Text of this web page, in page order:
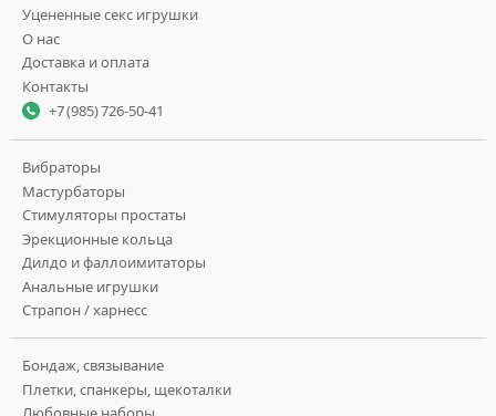
Уцененные секс игрушки
О нас
Доставка и оплата
Контакты
+7 (985) 726-50-41
Вибраторы
Мастурбаторы
Стимуляторы простаты
Эрекционные кольца
Дилдо и фаллоимитаторы
Анальные игрушки
Страпон / харнесс
Бондаж, связывание
Плетки, спанкеры, щекоталки